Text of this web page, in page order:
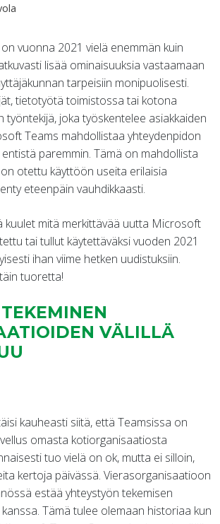
vuonna 2021 vielä enemmän kuin
lisää ominaisuuksia vastaamaan
tarpeisiin monipuolisesti.
tietotyötä toimistossa tai kotona
työntekijä, joka työskentelee asiakkaiden
Teams mahdollistaa yhteydenpidon
paremmin. Tämä on mahdollista
otettu käyttöön useita erilaisia
eteenpäin vauhdikkaasti.
kuulet mitä merkittävää uutta Microsoft
tai tullut käytettäväksi vuoden 2021
ihan viime hetken uudistuksiin.
tuoretta!
VÄLILLÄ
kauheasti siitä, että Teamsissa on
omasta kotiorganisaatiosta
tuo vielä on ok, mutta ei silloin,
kertoja päivässä. Vierasorganisaatioon
estää yhteystyön tekemisen
Tämä tulee olemaan historiaa kun